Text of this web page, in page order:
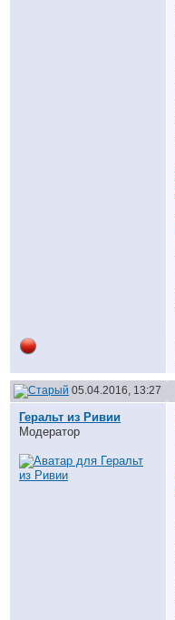
05.04.2016, 13:27
Геральт из Ривии
Модератор